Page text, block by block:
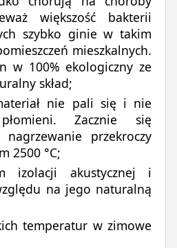
większość bakterii
szybko ginie w takim
mieszkalnych.
w 100% ekologiczny ze
skład;
nie pali się i nie
Zacznie się
przekroczy
2500 °C;
izolacji akustycznej i
na jego naturalną
temperatur w zimowe